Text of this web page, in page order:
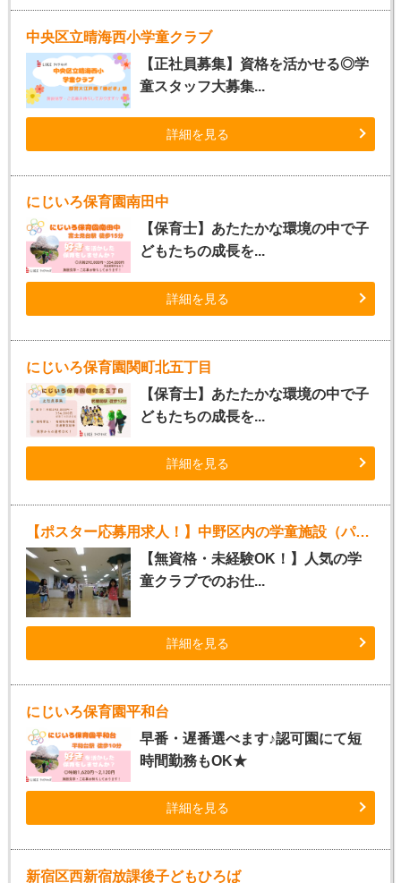
中央区立晴海西小学童クラブ
【正社員募集】資格を活かせる◎学
童スタッフ大募集...
詳細を見る
にじいろ保育園南田中
【保育士】あたたかな環境の中で子
どもたちの成長を...
詳細を見る
にじいろ保育園関町北五丁目
【保育士】あたたかな環境の中で子
どもたちの成長を...
詳細を見る
【ポスター応募用求人！】中野区内の学童施設（パート指導員）
【無資格・未経験OK！】人気の学
童クラブでのお仕...
詳細を見る
にじいろ保育園平和台
早番・遅番選べます♪認可園にて短
時間勤務もOK★
詳細を見る
新宿区西新宿放課後子どもひろば